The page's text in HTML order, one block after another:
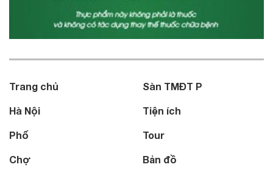
Trang chủ
Hà Nội
Phố
Chợ
Sàn TMĐT P
Tiện ích
Tour
Bản đồ